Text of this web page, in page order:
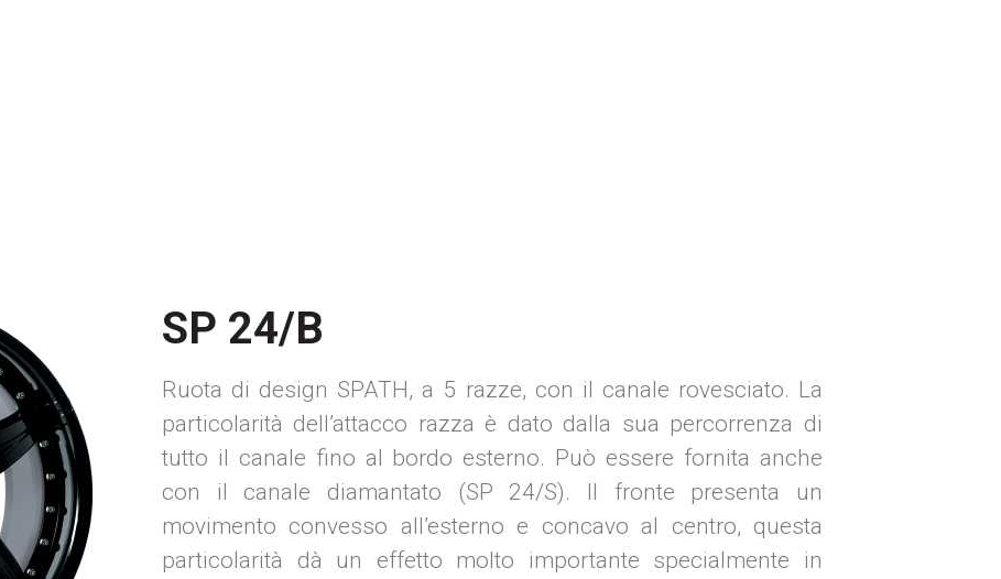
SP 24/B
Ruota di design SPATH, a 5 razze, con il canale rovesciato. La
particolarità dell’attacco razza è dato dalla sua percorrenza di
tutto il canale fino al bordo esterno. Può essere fornita anche
con il canale diamantato (SP 24/S). Il fronte presenta un
movimento convesso all’esterno e concavo al centro, questa
particolarità dà un effetto molto importante specialmente in